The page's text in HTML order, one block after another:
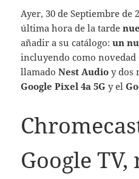
Ayer, 30 de Septiembre de
última hora de la tarde
añadir a su catálogo:un
incluyendo como novedad
llamadoNest Audio y dos
Google Pixel 4a 5G y el
Google TV,